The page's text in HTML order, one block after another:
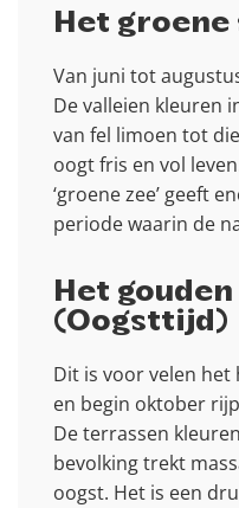
Het groene
Van juni tot
De valleien kleuren
van fel limoen tot
oogt fris en vol
‘groene zee’ geeft
periode waarin de
Het
(Oogsttijd)
Dit is voor velen
en begin oktober
De terrassen
bevolking trekt
oogst. Het is een